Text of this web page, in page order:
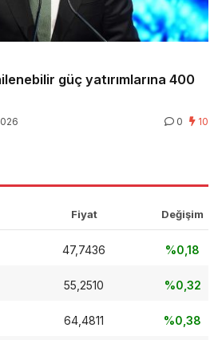
güç yatırımlarına 400
0 10
Fiyat Değişim
47,7436 %0,18
55,2510 %0,32
64,4811 %0,38